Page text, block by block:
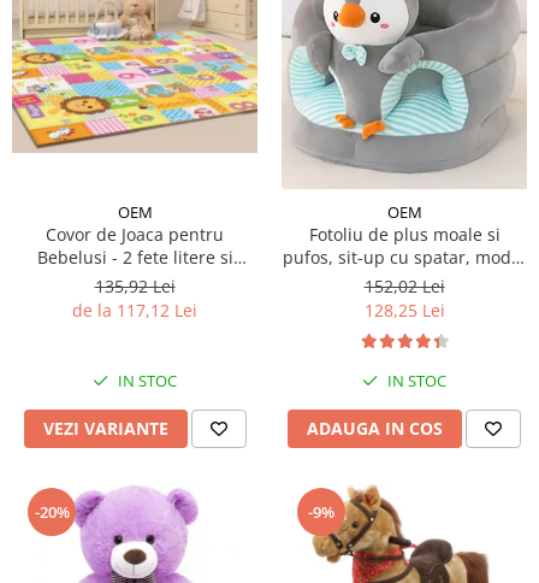
OEM
Covor de Joaca pentru
Bebelusi - 2 fete litere si
cifre/maimutici
135,92 Lei
de la 117,12 Lei
IN STOC
VEZI VARIANTE
OEM
Fotoliu de plus moale si
pufos, sit-up cu spatar, model
animalute
152,02 Lei
128,25 Lei
IN STOC
ADAUGA IN COS
-20% -9%